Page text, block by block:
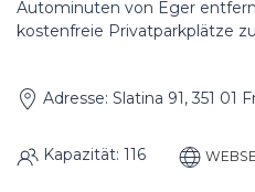
Autominuten von Eger
kostenfreie Privatparkplätze
Adresse: Slatina 91, 351 01
Kapazität: 116